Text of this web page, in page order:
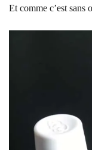
Et comme c’est sans